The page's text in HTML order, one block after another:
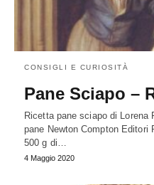
CONSIGLI E CURIOSITÀ
Pane Sciapo –
Ricetta pane sciapo di Lorena
pane Newton Compton Editori
500 g di…
4 Maggio 2020